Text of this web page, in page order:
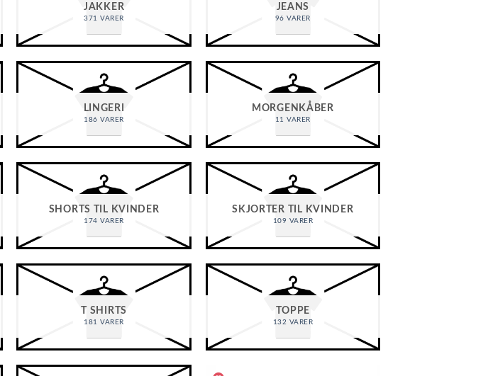
JAKKER
371 VARER
JEANS
96 VARER
LINGERI
186 VARER
MORGENKÅBER
11 VARER
SHORTS TIL KVINDER
174 VARER
SKJORTER TIL KVINDER
109 VARER
T SHIRTS
181 VARER
TOPPE
132 VARER